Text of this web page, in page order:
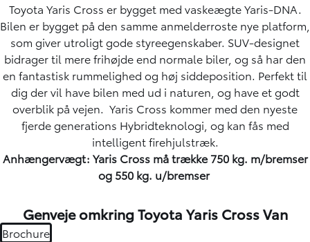
Toyota Yaris Cross er bygget med vaskeægte Yaris-DNA.
Bilen er bygget på den samme anmelderroste nye platform,
som giver utroligt gode styreegenskaber. SUV-designet
bidrager til mere frihøjde end normale biler, og så har den
en fantastisk rummelighed og høj siddeposition. Perfekt til
dig der vil have bilen med ud i naturen, og have et godt
overblik på vejen. Yaris Cross kommer med den nyeste
fjerde generations Hybridteknologi, og kan fås med
intelligent firehjulstræk.
Anhængervægt: Yaris Cross må trække 750 kg. m/bremser
og 550 kg. u/bremser
Genveje omkring Toyota Yaris Cross Van
Brochure